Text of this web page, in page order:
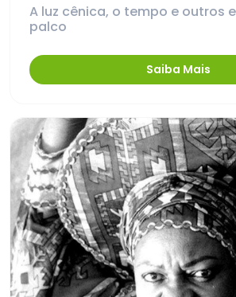
A luz cênica, o tempo e outros
palco
Saiba Mais